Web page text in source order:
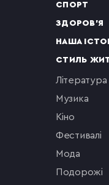
СПОРТ
ЗДОРОВ'Я
НАША
СТИЛЬ
література
музика
кіно
фестивалі
мода
подорожі